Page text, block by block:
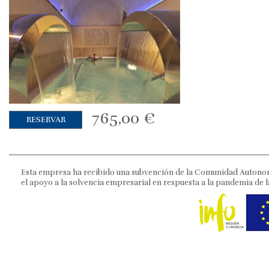
RESERVAR 765,00 €
Esta empresa ha recibido una subvención de la Comunidad
el apoyo a la solvencia empresarial en respuesta a la pandemia de